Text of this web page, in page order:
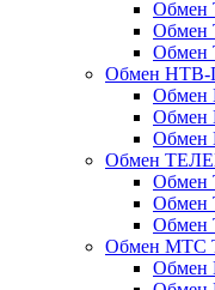
Обмен
Обмен
Обмен
Обмен
Обмен
Обмен
Обмен
Обмен
Обмен
Обмен
Обмен МТС
Обмен